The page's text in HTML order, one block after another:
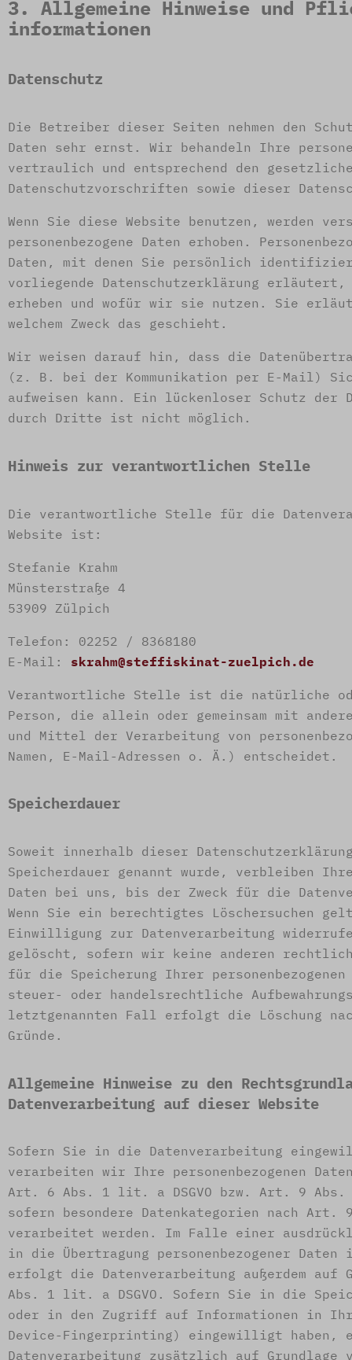
3. Allgemeine Hinweise und
informationen
Datenschutz
Die Betreiber dieser Seiten nehmen den
Daten sehr ernst. Wir behandeln Ihre
vertraulich und entsprechend den
Datenschutzvorschriften sowie dieser
Wenn Sie diese Website benutzen, werden
personenbezogene Daten erhoben.
Daten, mit denen Sie persönlich
vorliegende Datenschutzerklärung erläutert,
erheben und wofür wir sie nutzen. Sie
welchem Zweck das geschieht.
Wir weisen darauf hin, dass die
(z. B. bei der Kommunikation per E-Mail)
aufweisen kann. Ein lückenloser Schutz der
durch Dritte ist nicht möglich.
Hinweis zur verantwortlichen Stelle
Die verantwortliche Stelle für die
Website ist:
Stefanie Krahm
Münsterstraße 4
53909 Zülpich
Telefon: 02252 / 8368180
E-Mail: skrahm@steffiskinat-zuelpich.de
Verantwortliche Stelle ist die natürliche
Person, die allein oder gemeinsam mit
und Mittel der Verarbeitung von
Namen, E-Mail-Adressen o. Ä.) entscheidet.
Speicherdauer
Soweit innerhalb dieser
Speicherdauer genannt wurde, verbleiben Ihre
Daten bei uns, bis der Zweck für die
Wenn Sie ein berechtigtes Löschersuchen
Einwilligung zur Datenverarbeitung
gelöscht, sofern wir keine anderen rechtlich
für die Speicherung Ihrer
steuer- oder handelsrechtliche
letztgenannten Fall erfolgt die Löschung
Gründe.
Allgemeine Hinweise zu den
Datenverarbeitung auf dieser Website
Sofern Sie in die Datenverarbeitung
verarbeiten wir Ihre personenbezogenen
Art. 6 Abs. 1 lit. a DSGVO bzw. Art. 9 Abs.
sofern besondere Datenkategorien nach Art. 9
verarbeitet werden. Im Falle einer
in die Übertragung personenbezogener
erfolgt die Datenverarbeitung außerdem auf
Abs. 1 lit. a DSGVO. Sofern Sie in die
oder in den Zugriff auf Informationen in
Device-Fingerprinting) eingewilligt haben,
Datenverarbeitung zusätzlich auf Grundlage